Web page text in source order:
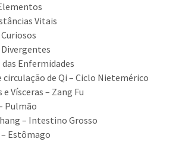
Vitais
Divergentes
das Enfermidades
circulação de Qi – Ciclo Nietemérico
e Vísceras – Zang Fu
Pulmão
– Intestino Grosso
– Estômago